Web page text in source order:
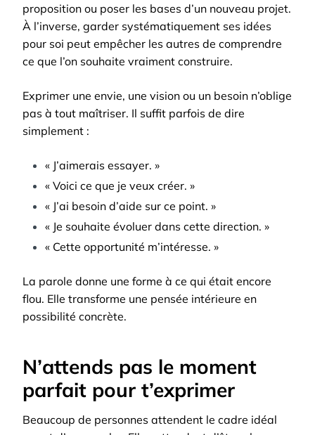
proposition ou poser les bases d’un nouveau projet.
À l’inverse, garder systématiquement ses idées
pour soi peut empêcher les autres de comprendre
ce que l’on souhaite vraiment construire.
Exprimer une envie, une vision ou un besoin n’oblige
pas à tout maîtriser. Il suffit parfois de dire
simplement :
« J’aimerais essayer. »
« Voici ce que je veux créer. »
« J’ai besoin d’aide sur ce point. »
« Je souhaite évoluer dans cette direction. »
« Cette opportunité m’intéresse. »
La parole donne une forme à ce qui était encore
flou. Elle transforme une pensée intérieure en
possibilité concrète.
N’attends pas le moment
parfait pour t’exprimer
Beaucoup de personnes attendent le cadre idéal